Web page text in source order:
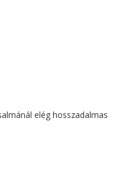
elég hosszadalmas